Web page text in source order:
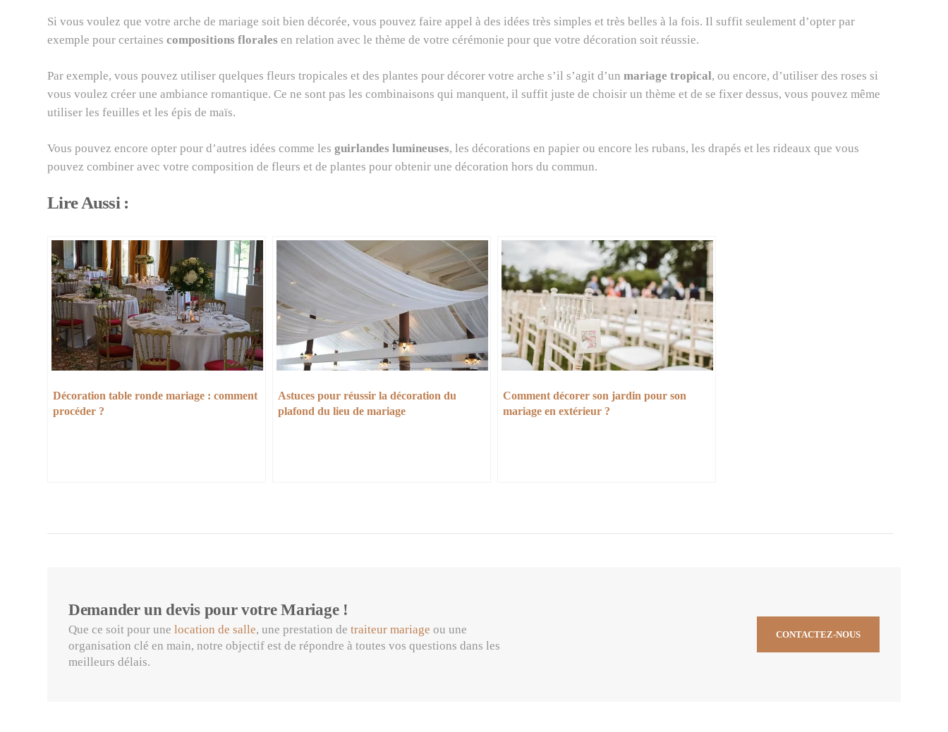
Si vous voulez que votre arche de mariage soit bien décorée, vous pouvez faire appel à des idées très simples et très belles à la fois. Il suffit seulement d’opter par
exemple pour certaines compositions florales en relation avec le thème de votre cérémonie pour que votre décoration soit réussie.
Par exemple, vous pouvez utiliser quelques fleurs tropicales et des plantes pour décorer votre arche s’il s’agit d’un mariage tropical, ou encore, d’utiliser des roses si
vous voulez créer une ambiance romantique. Ce ne sont pas les combinaisons qui manquent, il suffit juste de choisir un thème et de se fixer dessus, vous pouvez même
utiliser les feuilles et les épis de maïs.
Vous pouvez encore opter pour d’autres idées comme les guirlandes lumineuses, les décorations en papier ou encore les rubans, les drapés et les rideaux que vous
pouvez combiner avec votre composition de fleurs et de plantes pour obtenir une décoration hors du commun.
Lire Aussi :
Décoration table ronde mariage : comment
procéder ?
Astuces pour réussir la décoration du
plafond du lieu de mariage
Comment décorer son jardin pour son
mariage en extérieur ?
Demander un devis pour votre Mariage !
Que ce soit pour une location de salle, une prestation de traiteur mariage ou une
organisation clé en main, notre objectif est de répondre à toutes vos questions dans les
meilleurs délais.
CONTACTEZ-NOUS